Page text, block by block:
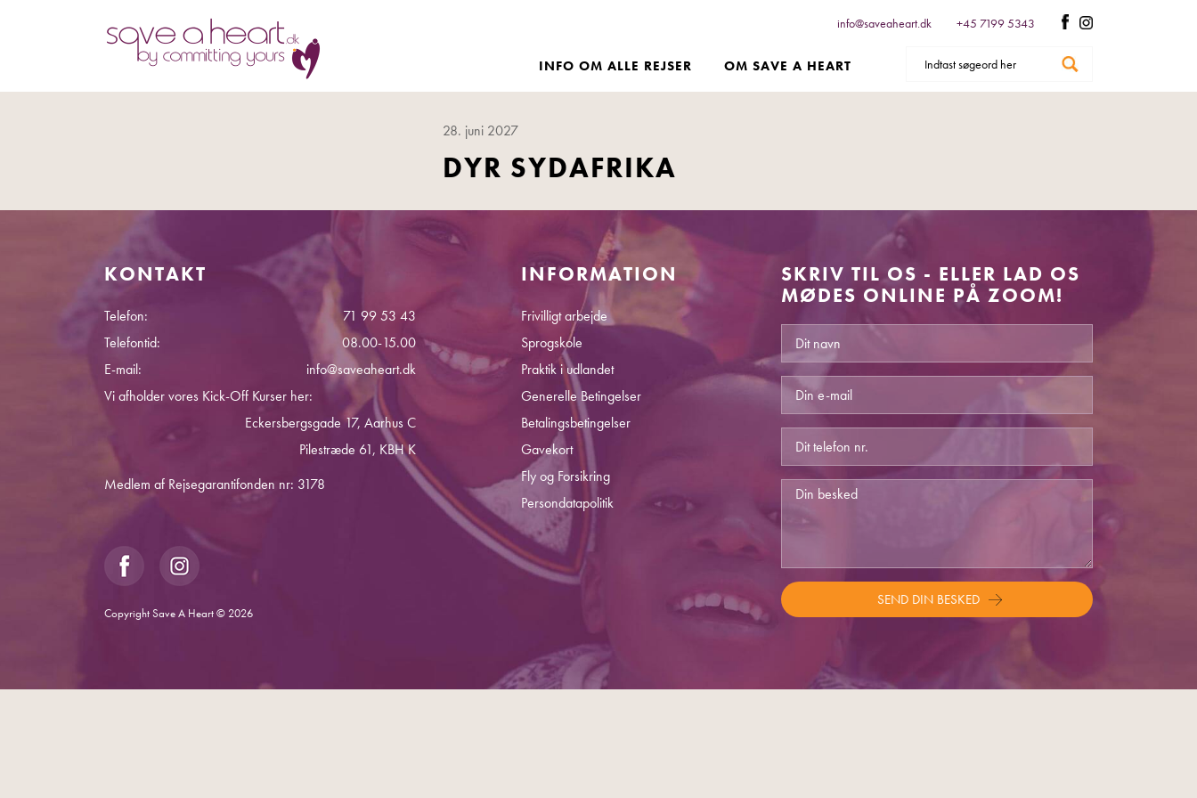
info@saveaheart.dk +45 7199 5343
INFO OM ALLE REJSER OM SAVE A HEART
28. juni 2027
DYR SYDAFRIKA
KONTAKT
Telefon:
71 99 53 43
Telefontid:
08.00-15.00
E-mail:
info@saveaheart.dk
Vi afholder vores Kick-Off Kurser her:
Eckersbergsgade 17, Aarhus C
Pilestræde 61, KBH K
Medlem af Rejsegarantifonden nr: 3178
INFORMATION
Frivilligt arbejde
Sprogskole
Praktik i udlandet
Generelle Betingelser
Betalingsbetingelser
Gavekort
Fly og Forsikring
Persondatapolitik
SKRIV TIL OS - ELLER LAD OS
MØDES ONLINE PÅ ZOOM!
SEND DIN BESKED
Copyright Save A Heart © 2026